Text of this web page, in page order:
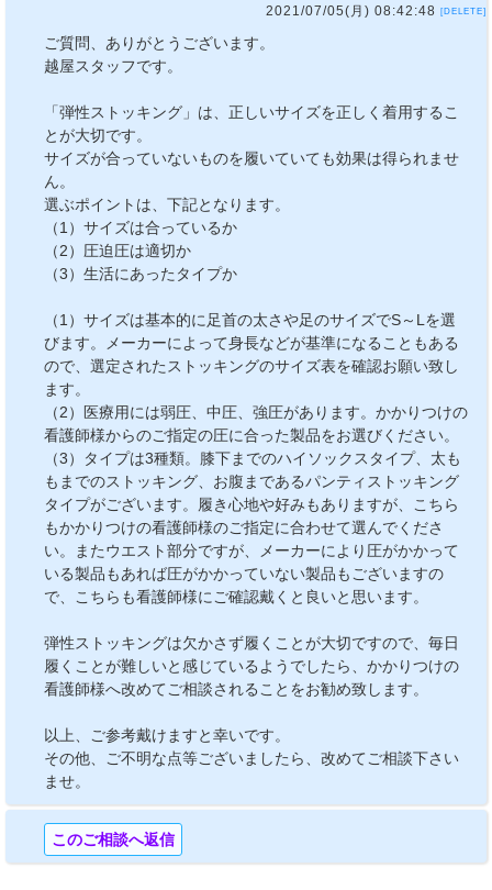
2021/07/05(月) 08:42:48 [DELETE]
ご質問、ありがとうございます。
越屋スタッフです。
「弾性ストッキング」は、正しいサイズを正しく着用するこ
とが大切です。
サイズが合っていないものを履いていても効果は得られませ
ん。
選ぶポイントは、下記となります。
（1）サイズは合っているか
（2）圧迫圧は適切か
（3）生活にあったタイプか
（1）サイズは基本的に足首の太さや足のサイズでS～Lを選
びます。メーカーによって身長などが基準になることもある
ので、選定されたストッキングのサイズ表を確認お願い致し
ます。
（2）医療用には弱圧、中圧、強圧があります。かかりつけの
看護師様からのご指定の圧に合った製品をお選びください。
（3）タイプは3種類。膝下までのハイソックスタイプ、太も
もまでのストッキング、お腹まであるパンティストッキング
タイプがございます。履き心地や好みもありますが、こちら
もかかりつけの看護師様のご指定に合わせて選んでくださ
い。またウエスト部分ですが、メーカーにより圧がかかって
いる製品もあれば圧がかかっていない製品もございますの
で、こちらも看護師様にご確認戴くと良いと思います。
弾性ストッキングは欠かさず履くことが大切ですので、毎日
履くことが難しいと感じているようでしたら、かかりつけの
看護師様へ改めてご相談されることをお勧め致します。
以上、ご参考戴けますと幸いです。
その他、ご不明な点等ございましたら、改めてご相談下さい
ませ。
このご相談へ返信